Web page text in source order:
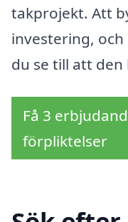
takprojekt. Att
investering,
du se till att den
Få 3
förpliktelser